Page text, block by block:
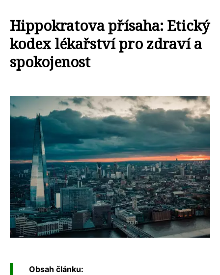
Hippokratova přísaha: Etický
kodex lékařství pro zdraví a
spokojenost
Obsah článku: